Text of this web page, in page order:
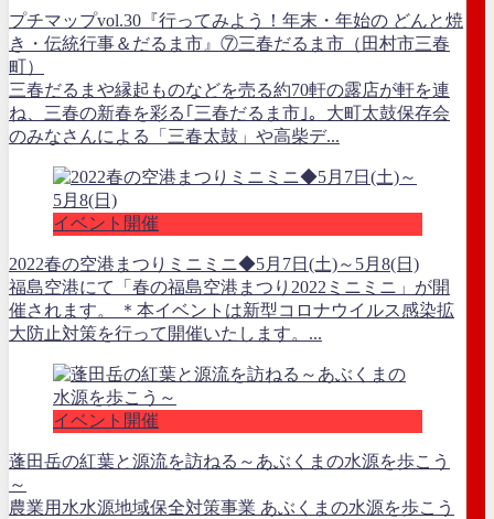
プチマップvol.30『行ってみよう！年末・年始の どんと焼
き・伝統行事＆だるま市』⑦三春だるま市（田村市三春
町）
三春だるまや縁起ものなどを売る約70軒の露店が軒を連
ね、三春の新春を彩る｢三春だるま市｣。大町太鼓保存会
のみなさんによる「三春太鼓」や高柴デ...
イベント開催
2022春の空港まつりミニミニ◆5月7日(土)～5月8(日)
福島空港にて「春の福島空港まつり2022ミニミニ」が開
催されます。 ＊本イベントは新型コロナウイルス感染拡
大防止対策を行って開催いたします。...
イベント開催
蓬田岳の紅葉と源流を訪ねる～あぶくまの水源を歩こう
～
農業用水水源地域保全対策事業 あぶくまの水源を歩こう